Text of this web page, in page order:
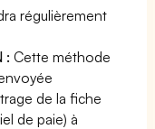
régulièrement
: Cette méthode
de la fiche
de paie) à